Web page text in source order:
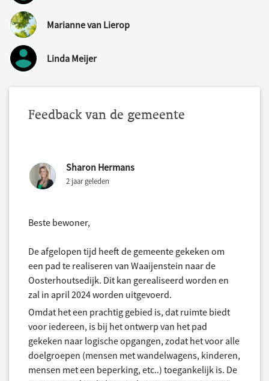
Marianne van Lierop
Linda Meijer
Feedback van de gemeente
Sharon Hermans
2 jaar geleden
Beste bewoner,
De afgelopen tijd heeft de gemeente gekeken om
een pad te realiseren van Waaijenstein naar de
Oosterhoutsedijk. Dit kan gerealiseerd worden en
zal in april 2024 worden uitgevoerd.
Omdat het een prachtig gebied is, dat ruimte biedt
voor iedereen, is bij het ontwerp van het pad
gekeken naar logische opgangen, zodat het voor alle
doelgroepen (mensen met wandelwagens, kinderen,
mensen met een beperking, etc..) toegankelijk is. De